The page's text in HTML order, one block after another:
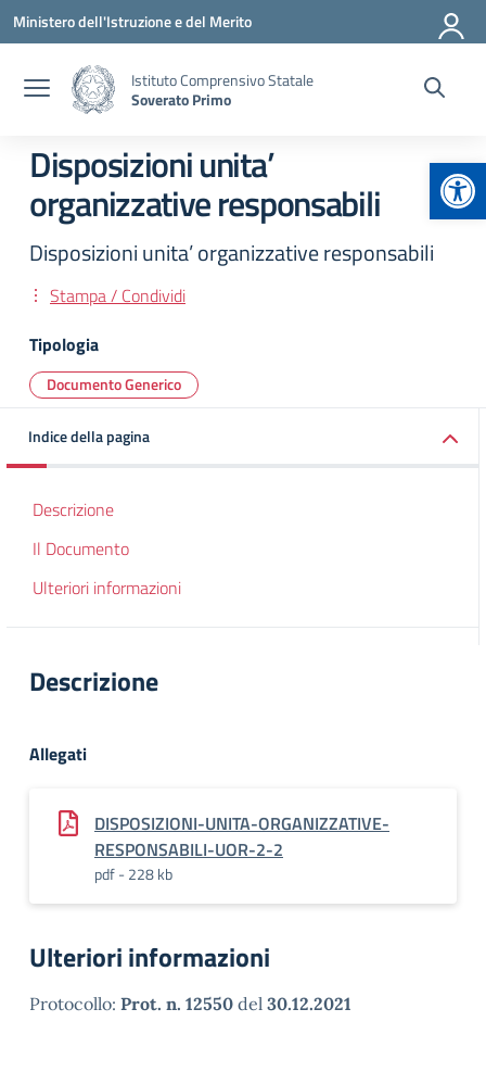
Vai ai contenuti
Vai al menu di navigazione
Vai al footer
Ministero dell'Istruzione e del Merito
Istituto Comprensivo Statale
Soverato Primo
Disposizioni unita’
organizzative responsabili
Disposizioni unita’ organizzative responsabili
Stampa / Condividi
Tipologia
Documento Generico
Indice della pagina
Descrizione
Il Documento
Ulteriori informazioni
Descrizione
Allegati
DISPOSIZIONI-UNITA-ORGANIZZATIVE-
RESPONSABILI-UOR-2-2
pdf - 228 kb
Ulteriori informazioni
Protocollo: Prot. n. 12550 del 30.12.2021